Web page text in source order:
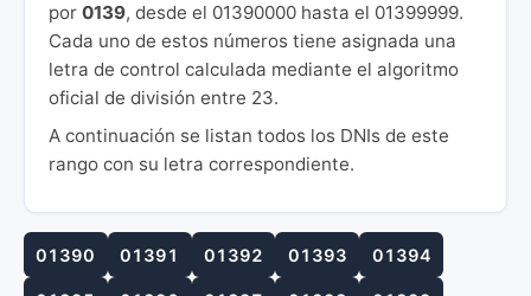
por 0139, desde el 01390000 hasta el 01399999.
Cada uno de estos números tiene asignada una
letra de control calculada mediante el algoritmo
oficial de división entre 23.
A continuación se listan todos los DNIs de este
rango con su letra correspondiente.
01390 01391 01392 01393 01394